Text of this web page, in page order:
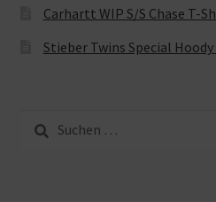
Carhartt WIP S/S Chase T-
Stieber Twins Special Hoody
nach: